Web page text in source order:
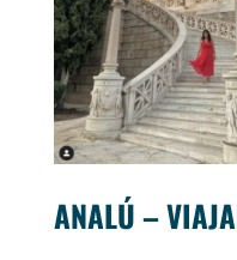
ANALÚ –